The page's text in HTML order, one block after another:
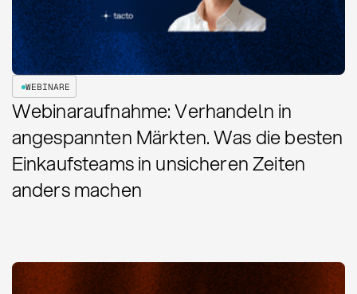
WEBINARE
Webinaraufnahme: Verhandeln in
angespannten Märkten. Was die besten
Einkaufsteams in unsicheren Zeiten
anders machen